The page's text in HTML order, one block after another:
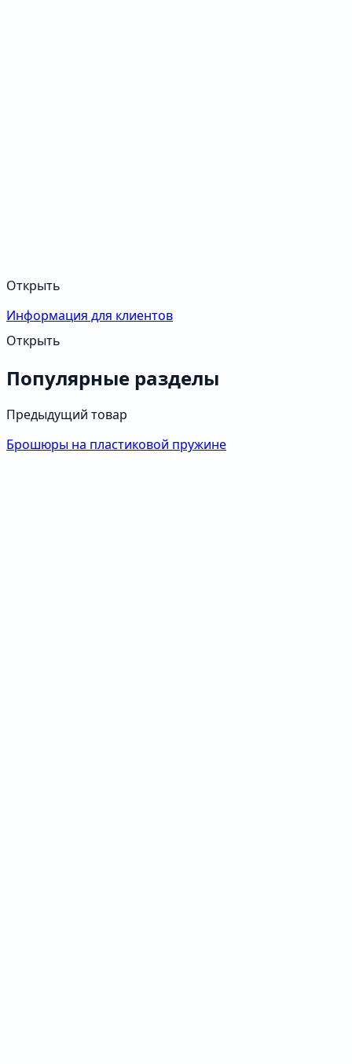
Открыть
Информация для клиентов
Открыть
Популярные разделы
Предыдущий товар
Брошюры на пластиковой пружине